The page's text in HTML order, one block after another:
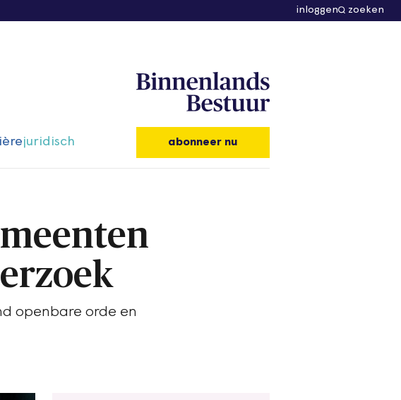
inloggen zoeken
juridisch abonneer nu
openbare orde en